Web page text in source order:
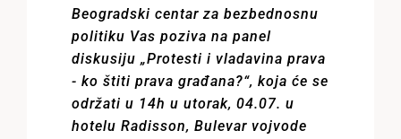
Beogradski centar za bezbednosnu
politiku Vas poziva na panel
diskusiju „Protesti i vladavina prava
- ko štiti prava građana?“, koja će se
održati u 14h u utorak, 04.07. u
hotelu Radisson, Bulevar vojvode